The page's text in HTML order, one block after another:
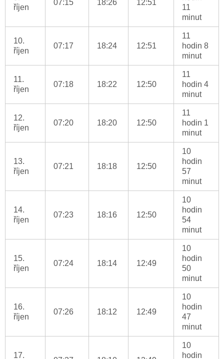
říjen
07:15 18:26 12:51
11
minut
10.
říjen
07:17 18:24 12:51
11
hodin 8
minut
11.
říjen
07:18 18:22 12:50
11
hodin 4
minut
12.
říjen
07:20 18:20 12:50
11
hodin 1
minut
13.
říjen
07:21 18:18 12:50
10
hodin
57
minut
14.
říjen
07:23 18:16 12:50
10
hodin
54
minut
15.
říjen
07:24 18:14 12:49
10
hodin
50
minut
16.
říjen
07:26 18:12 12:49
10
hodin
47
minut
17.
10
hodin